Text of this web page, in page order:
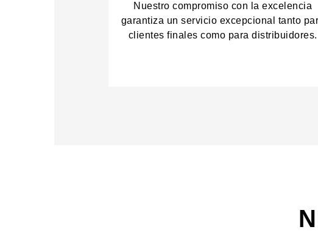
Nuestro compromiso con la excelencia
garantiza un servicio excepcional tanto
clientes finales como para distribuidores.